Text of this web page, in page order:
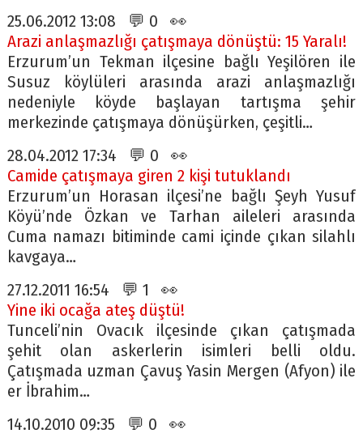
25.06.2012 13:08 💬 0 👀
Arazi anlaşmazlığı çatışmaya dönüştü: 15 Yaralı!
Erzurum’un Tekman ilçesine bağlı Yeşilören ile
Susuz köylüleri arasında arazi anlaşmazlığı
nedeniyle köyde başlayan tartışma şehir
merkezinde çatışmaya dönüşürken, çeşitli…
28.04.2012 17:34 💬 0 👀
Camide çatışmaya giren 2 kişi tutuklandı
Erzurum’un Horasan ilçesi’ne bağlı Şeyh Yusuf
Köyü’nde Özkan ve Tarhan aileleri arasında
Cuma namazı bitiminde cami içinde çıkan silahlı
kavgaya…
27.12.2011 16:54 💬 1 👀
Yine iki ocağa ateş düştü!
Tunceli’nin Ovacık ilçesinde çıkan çatışmada
şehit olan askerlerin isimleri belli oldu.
Çatışmada uzman Çavuş Yasin Mergen (Afyon) ile
er İbrahim…
14.10.2010 09:35 💬 0 👀